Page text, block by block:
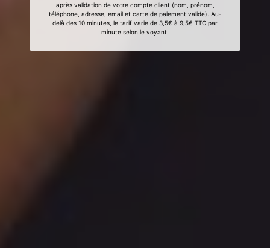
après validation de votre compte client (nom, prénom,
téléphone, adresse, email et carte de paiement valide). Au-
delà des 10 minutes, le tarif varie de 3,5€ à 9,5€ TTC par
minute selon le voyant.